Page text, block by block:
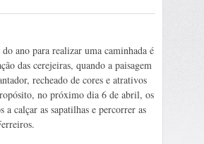
ano para realizar uma caminhada é
das cerejeiras, quando a paisagem
recheado de cores e atrativos
no próximo dia 6 de abril, os
a calçar as sapatilhas e percorrer as